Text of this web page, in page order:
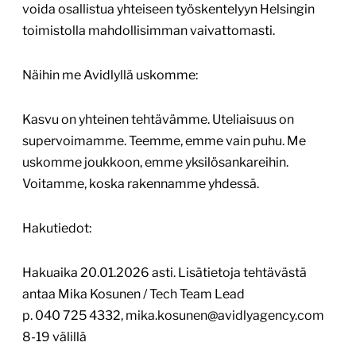
voida osallistua yhteiseen työskentelyyn Helsingin
toimistolla mahdollisimman vaivattomasti.
Näihin me Avidlyllä uskomme:
Kasvu on yhteinen tehtävämme. Uteliaisuus on
supervoimamme. Teemme, emme vain puhu. Me
uskomme joukkoon, emme yksilösankareihin.
Voitamme, koska rakennamme yhdessä.
Hakutiedot:
Hakuaika 20.01.2026 asti. Lisätietoja tehtävästä
antaa Mika Kosunen / Tech Team Lead
p. 040 725 4332, mika.kosunen@avidlyagency.com
8-19 välillä